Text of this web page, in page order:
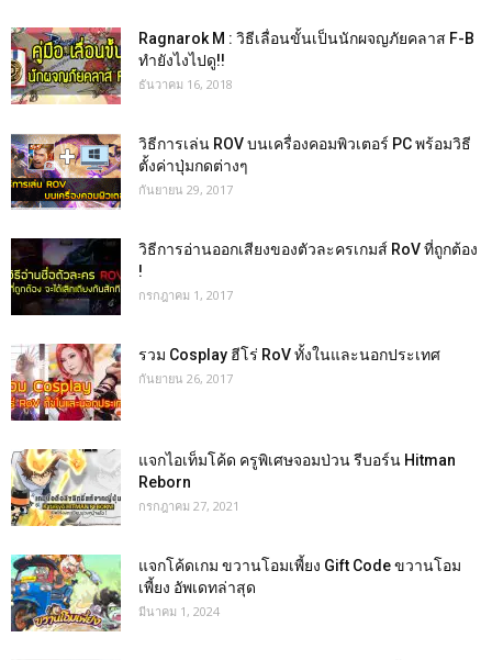
Ragnarok M : วิธีเลื่อนขั้นเป็นนักผจญภัยคลาส F-B
ทำยังไงไปดู!!
ธันวาคม 16, 2018
วิธีการเล่น ROV บนเครื่องคอมพิวเตอร์ PC พร้อมวิธี
ตั้งค่าปุ่มกดต่างๆ
กันยายน 29, 2017
วิธีการอ่านออกเสียงของตัวละครเกมส์ RoV ที่ถูกต้อง
!
กรกฎาคม 1, 2017
รวม Cosplay ฮีโร่ RoV ทั้งในและนอกประเทศ
กันยายน 26, 2017
แจกไอเท็มโค้ด ครูพิเศษจอมป่วน รีบอร์น Hitman
Reborn
กรกฎาคม 27, 2021
แจกโค้ดเกม ขวานโอมเพี้ยง Gift Code ขวานโอม
เพี้ยง อัพเดทล่าสุด
มีนาคม 1, 2024